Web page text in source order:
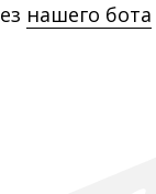
нашего бота